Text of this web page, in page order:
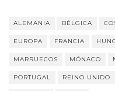
ALEMANIA BÉLGICA
EUROPA FRANCIA
MARRUECOS MÓNACO
PORTUGAL REINO UNIDO